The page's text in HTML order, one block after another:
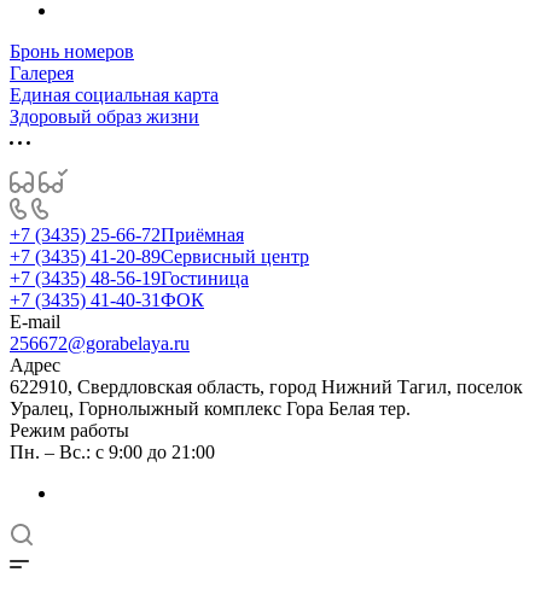
Бронь номеров
Галерея
Единая социальная карта
Здоровый образ жизни
+7 (3435) 25-66-72Приёмная
+7 (3435) 41-20-89Сервисный центр
+7 (3435) 48-56-19Гостиница
+7 (3435) 41-40-31ФОК
E-mail
256672@gorabelaya.ru
Адрес
622910, Свердловская область, город Нижний Тагил, поселок
Уралец, Горнолыжный комплекс Гора Белая тер.
Режим работы
Пн. – Вс.: с 9:00 до 21:00